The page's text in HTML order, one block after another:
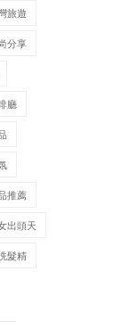
旅遊
分享
廳
推薦
出頭天
髮精